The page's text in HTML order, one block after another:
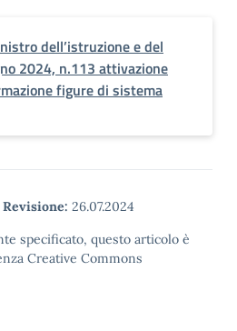
dell’istruzione e del
2024, n.113 attivazione
figure di sistema
Revisione: 26.07.2024
specificato, questo articolo è
Creative Commons